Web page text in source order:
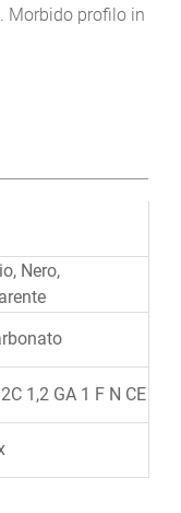
Morbido profilo in
Nero,
1,2 GA 1 F N CE